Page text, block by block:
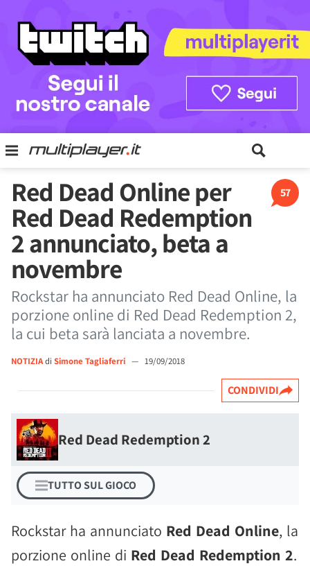
57
Red Dead Online per
Red Dead Redemption
2 annunciato, beta a
novembre
Rockstar ha annunciato Red Dead Online, la
porzione online di Red Dead Redemption 2,
la cui beta sarà lanciata a novembre.
NOTIZIAdi Simone Tagliaferri — 19/09/2018
CONDIVIDI
Red Dead Redemption 2
TUTTO SUL GIOCO
Rockstar ha annunciato Red Dead Online, la
porzione online di Red Dead Redemption 2.